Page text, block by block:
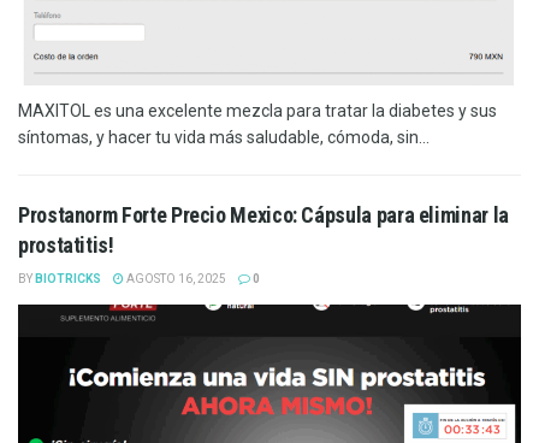
MAXITOL es una excelente mezcla para tratar la diabetes y sus
síntomas, y hacer tu vida más saludable, cómoda, sin...
Prostanorm Forte Precio Mexico: Cápsula para eliminar la
prostatitis!
BY BIOTRICKS AGOSTO 16, 2025 0